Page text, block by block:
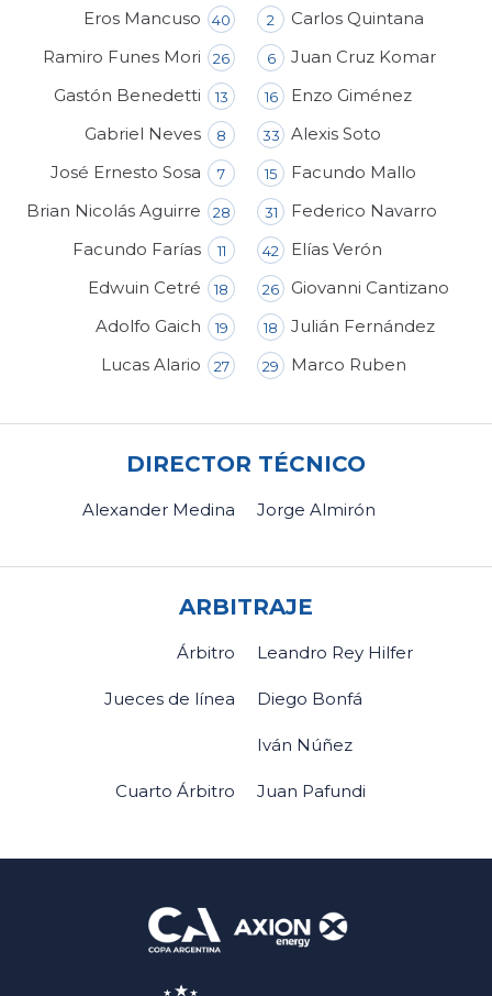
Eros Mancuso 40
Ramiro Funes Mori 26
Gastón Benedetti 13
Gabriel Neves 8
José Ernesto Sosa 7
Brian Nicolás Aguirre 28
Facundo Farías 11
Edwuin Cetré 18
Adolfo Gaich 19
Lucas Alario 27
2 Carlos Quintana
6 Juan Cruz Komar
16 Enzo Giménez
33 Alexis Soto
15 Facundo Mallo
31 Federico Navarro
42 Elías Verón
26 Giovanni Cantizano
18 Julián Fernández
29 Marco Ruben
DIRECTOR TÉCNICO
Alexander Medina Jorge Almirón
ARBITRAJE
Árbitro Leandro Rey Hilfer
Jueces de línea Diego Bonfá
Iván Núñez
Cuarto Árbitro Juan Pafundi